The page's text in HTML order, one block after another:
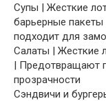
Супы | Жесткие
барьерные пакеты
подходит для
Салаты | Жесткие
| Предотвращают
прозрачности
Сэндвичи и